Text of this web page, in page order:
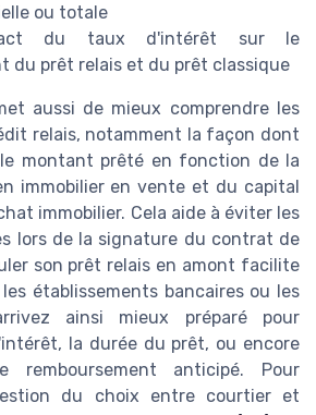
ou totale
du taux d'intérêt sur le
du prêt relais et du prêt classique
aussi de mieux comprendre les
relais, notamment la façon dont
montant prêté en fonction de la
immobilier en vente et du capital
immobilier. Cela aide à éviter les
lors de la signature du contrat de
son prêt relais en amont facilite
établissements bancaires ou les
ainsi mieux préparé pour
la durée du prêt, ou encore
remboursement anticipé. Pour
du choix entre courtier et